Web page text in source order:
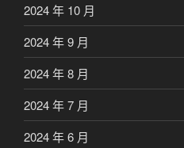
2024 年 10 月
2024 年 9 月
2024 年 8 月
2024 年 7 月
2024 年 6 月